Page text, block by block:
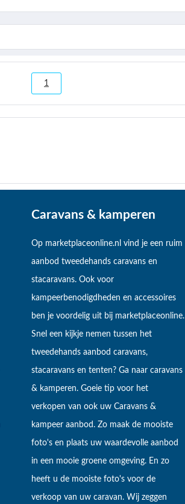
1
Caravans & kamperen
Op marketplaceonline.nl vind je een ruim
aanbod tweedehands caravans en
stacaravans. Ook voor
kampeerbenodigdheden en accessoires
ben je voordelig uit bij marketplaceonline.
Snel een kijkje nemen tussen het
tweedehands aanbod caravans,
stacaravans en tenten? Ga naar caravans
& kamperen. Goeie tip voor het
verkopen van ook uw Caravans &
kampeer aanbod. Zo maak de mooiste
foto's en plaats uw waardevolle aanbod
in een mooie groene omgeving. En zo
heeft u de mooiste foto's voor de
verkoop van uw caravan. Wij zeggen